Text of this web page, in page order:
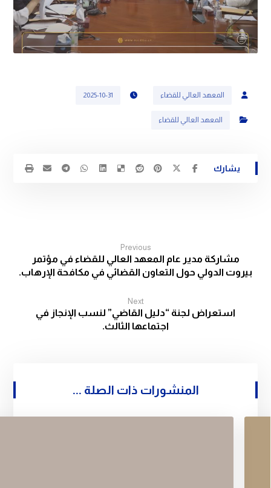
المعهد العالي للقضاء 2025-10-31
المعهد العالي للقضاء
Previous
مشاركة مدير عام المعهد العالي للقضاء في مؤتمر
بيروت الدولي حول التعاون القضائي في مكافحة الإرهاب.
Next
استعراض لجنة “دليل القاضي” لنسب الإنجاز في
اجتماعها الثالث.
المنشورات ذات الصلة ...